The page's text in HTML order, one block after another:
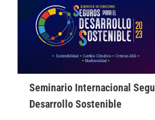
Seminario Internacional
Desarrollo Sostenible